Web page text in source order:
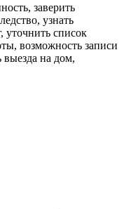
заверить
узнать
уточнить список
возможность записи
выезда на дом,